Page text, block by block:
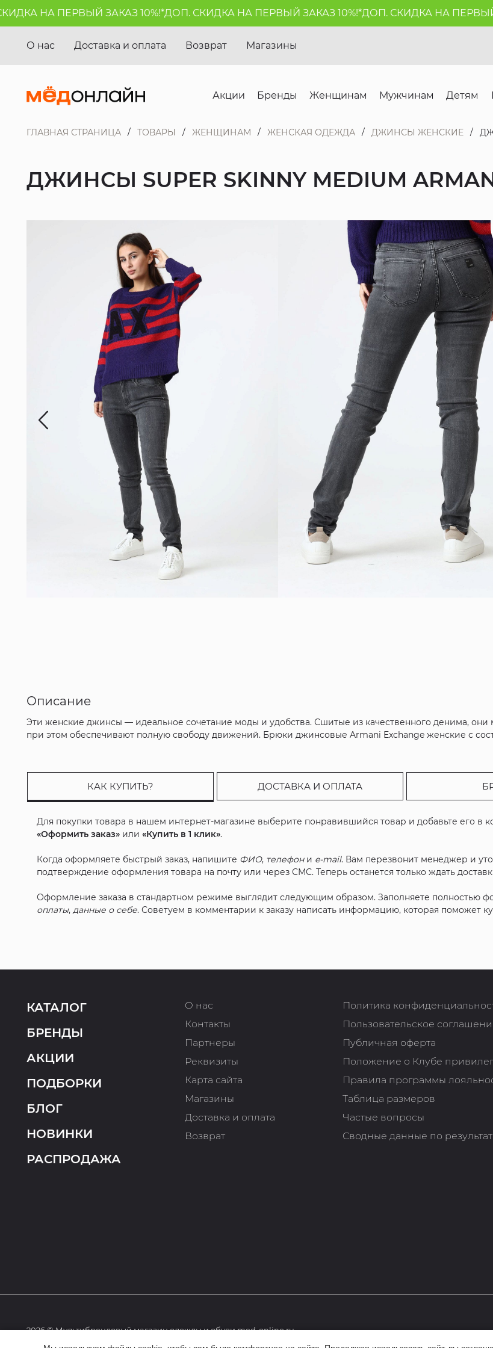
НА ПЕРВЫЙ ЗАКАЗ 10%!*ДОП. СКИДКА НА ПЕРВЫЙ ЗАКАЗ 10%!*ДОП. СКИДКА НА ПЕРВЫЙ
О нас Доставка и оплата Возврат Магазины
Акции Бренды Женщинам Мужчинам Детям
ГЛАВНАЯ СТРАНИЦА ТОВАРЫ ЖЕНЩИНАМ ЖЕНСКАЯ ОДЕЖДА ДЖИНСЫ ЖЕНСКИЕ
ДЖИНСЫ SUPER SKINNY MEDIUM
Описание
Эти женские джинсы — идеальное сочетание моды и удобства. Сшитые из качественного денима,
при этом обеспечивают полную свободу движений. Брюки джинсовые Armani Exchange женские с
КАК КУПИТЬ? ДОСТАВКА И ОПЛАТА
Для покупки товара в нашем интернет-магазине выберите понравившийся товар и добавьте его в
«Оформить заказ» или«Купить в 1 клик».
Когда оформляете быстрый заказ, напишите ФИО, телефони e-mail. Вам перезвонит менеджер и
подтверждение оформления товара на почту или через СМС. Теперь останется только ждать
Оформление заказа в стандартном режиме выглядит следующим образом. Заполняете полностью
оплаты,данные о себе. Советуем в комментарии к заказу написать информацию, которая поможет
КАТАЛОГ
БРЕНДЫ
АКЦИИ
ПОДБОРКИ
БЛОГ
НОВИНКИ
РАСПРОДАЖА
О нас
Контакты
Партнеры
Реквизиты
Карта сайта
Магазины
Доставка и оплата
Возврат
Политика
Пользовательское
Публичная оферта
Положение о Клубе
Правила программы
Таблица размеров
Частые вопросы
Сводные данные по
2026 © Мультибрендовый магазин одежды и обуви med-online.ru